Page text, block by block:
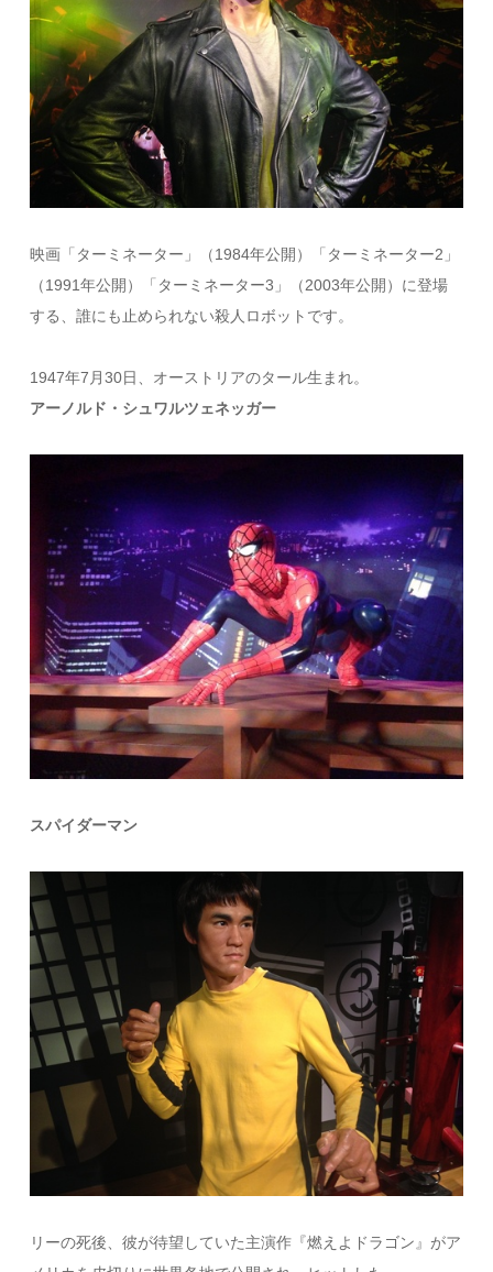
映画「ターミネーター」（1984年公開）「ターミネーター2」
（1991年公開）「ターミネーター3」（2003年公開）に登場
する、誰にも止められない殺人ロボットです。
1947年7月30日、オーストリアのタール生まれ。
アーノルド・シュワルツェネッガー
スパイダーマン
リーの死後、彼が待望していた主演作『燃えよドラゴン』がア